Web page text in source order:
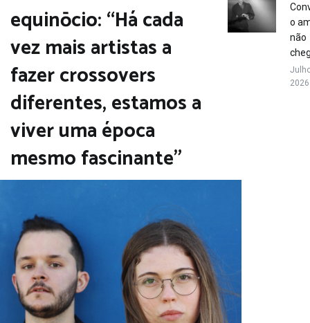
equinōcio: “Há cada
vez mais artistas a
fazer crossovers
diferentes, estamos a
viver uma época
mesmo fascinante”
o
não
2026